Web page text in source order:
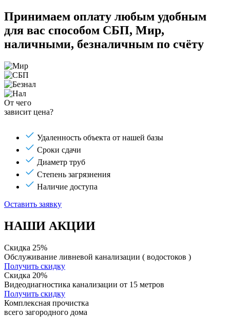
Принимаем оплату любым удобным
для вас способом СБП, Мир,
наличными, безналичным по счёту
От чего
зависит цена?
Удаленность объекта от нашей базы
Сроки сдачи
Диаметр труб
Степень загрязнения
Наличие доступа
Оставить заявку
НАШИ АКЦИИ
Скидка 25%
Обслуживание ливневой канализации ( водостоков )
Получить скидку
Скидка 20%
Видеодиагностика канализации от 15 метров
Получить скидку
Комплексная прочистка
всего загородного дома